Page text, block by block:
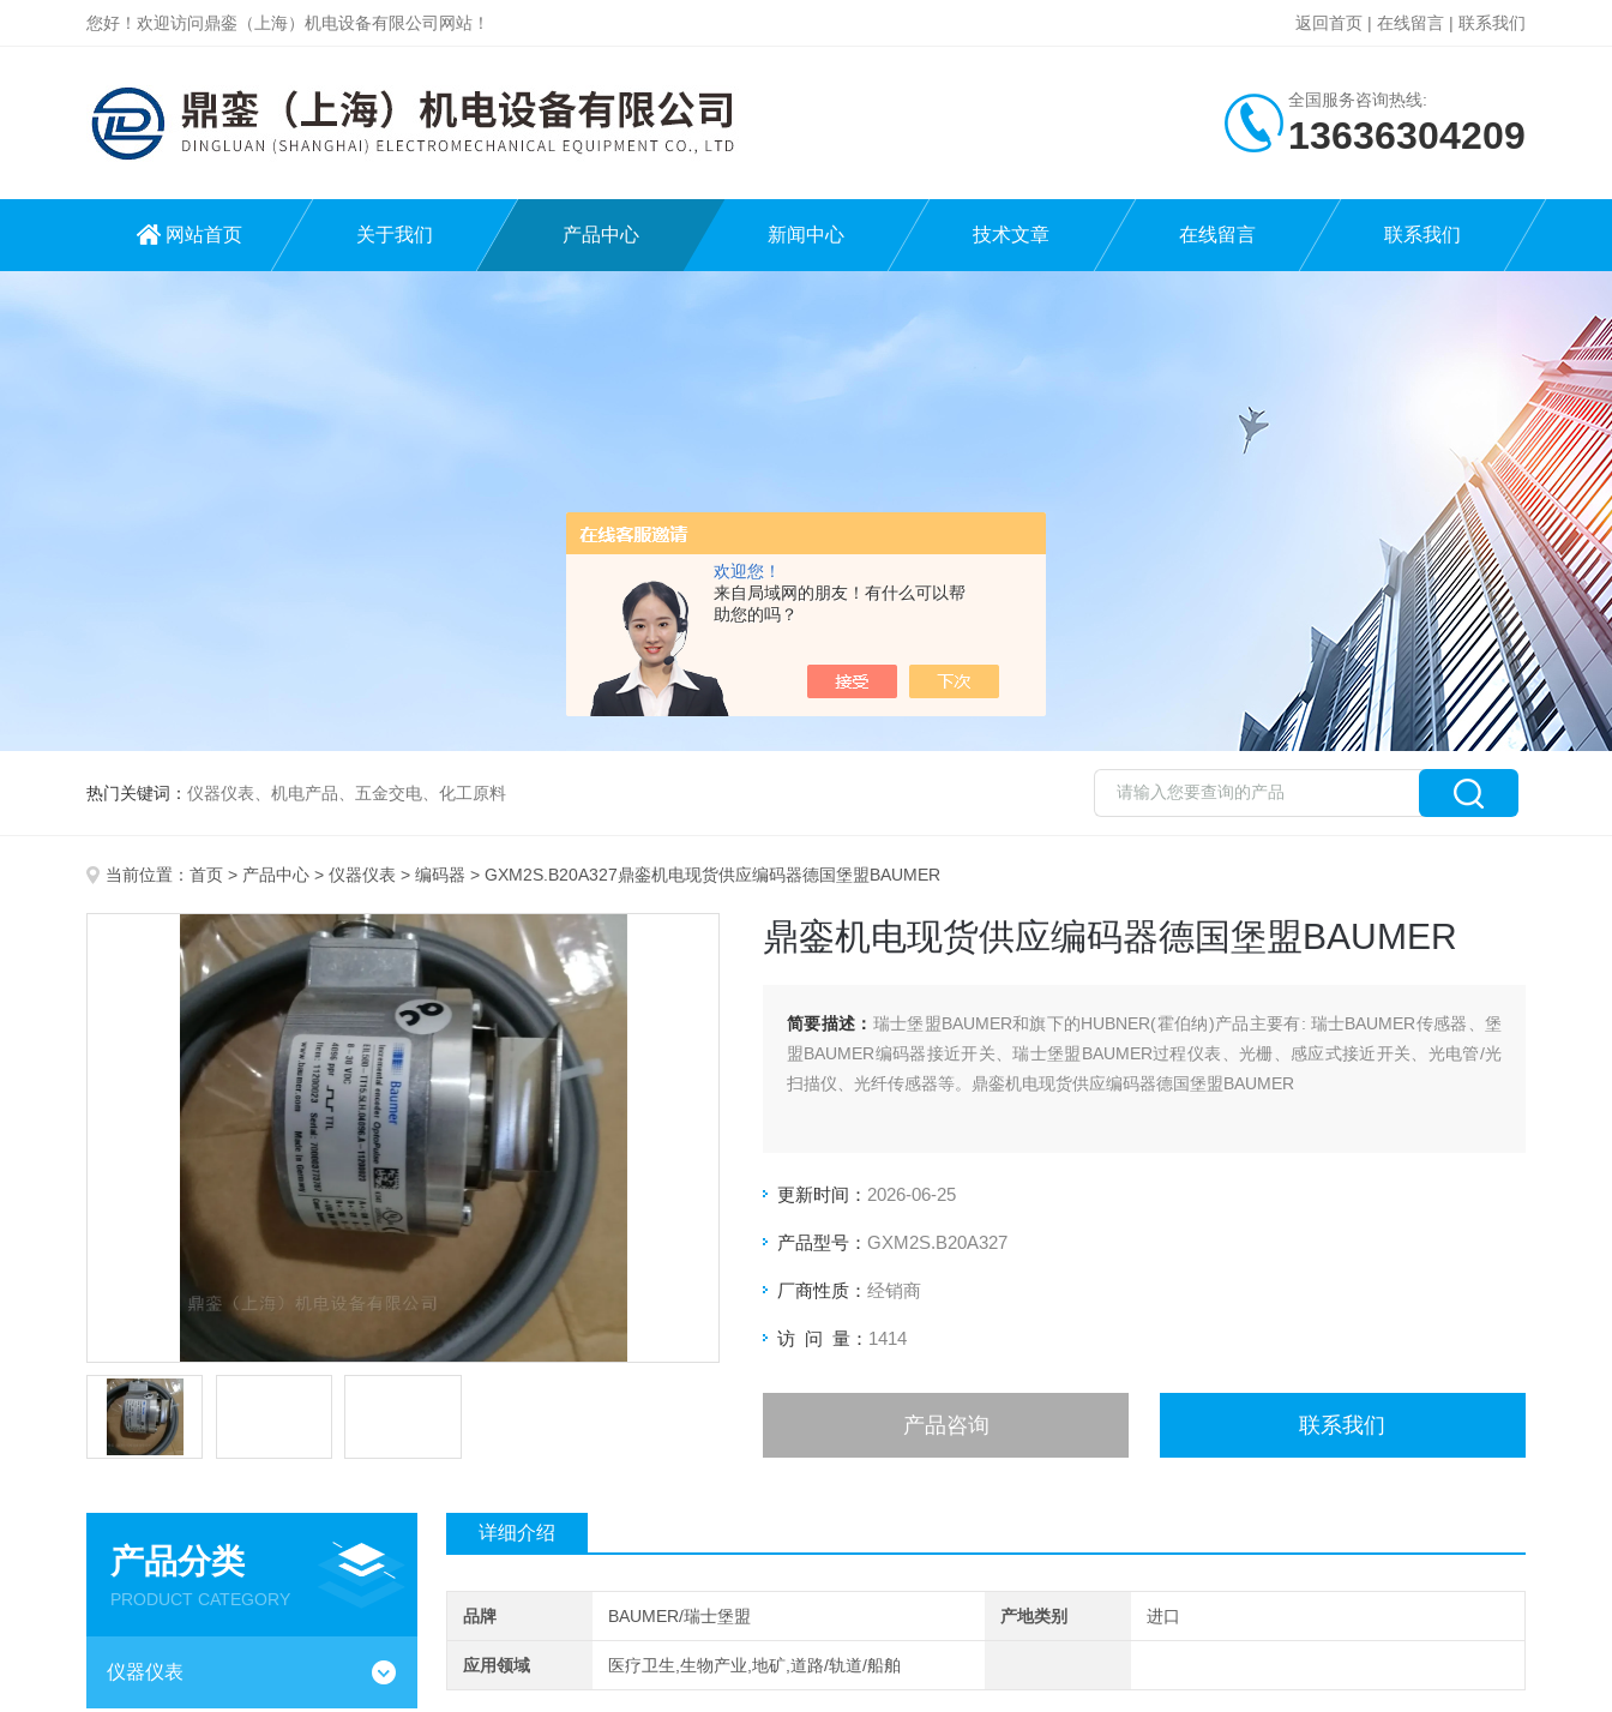
欢迎您！
来自局域网的朋友！有什么可以帮
助您的吗？
您好！欢迎访问鼎銮（上海）机电设备有限公司网站！ 返回首页 | 在线留言 | 联系我们
全国服务咨询热线:
13636304209
网站首页 关于我们 产品中心 新闻中心 技术文章 在线留言 联系我们
热门关键词： 仪器仪表、机电产品、五金交电、化工原料
当前位置： 首页 > 产品中心 > 仪器仪表 > 编码器 > GXM2S.B20A327鼎銮机电现货供应编码器德国堡盟BAUMER
鼎銮机电现货供应编码器德国堡盟BAUMER
简要描述： 瑞士堡盟BAUMER和旗下的HUBNER(霍伯纳)产品主要有: 瑞士BAUMER传感器、堡
盟BAUMER编码器接近开关、瑞士堡盟BAUMER过程仪表、光栅、感应式接近开关、光电管/光
扫描仪、光纤传感器等。鼎銮机电现货供应编码器德国堡盟BAUMER
更新时间： 2026-06-25
产品型号： GXM2S.B20A327
厂商性质： 经销商
访 问 量： 1414
产品咨询 联系我们
产品分类
PRODUCT CATEGORY
仪器仪表
详细介绍
品牌 BAUMER/瑞士堡盟 产地类别 进口
应用领域 医疗卫生,生物产业,地矿,道路/轨道/船舶